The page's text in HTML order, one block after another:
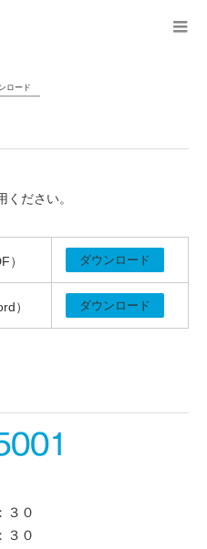
menu
ロード
ださい。
） ダウンロード
） ダウンロード
３０
３０